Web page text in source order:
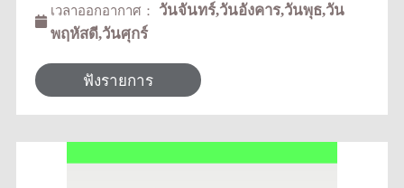
เวลาออกอากาศ： วันจันทร์,วันอังคาร,วันพุธ,วัน
พฤหัสดี,วันศุกร์
ฟังรายการ